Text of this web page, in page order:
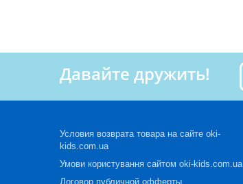
Давайте дружить!
Условия возврата товара на сайте oki-
kids.com.ua
Умови користування сайтом oki-kids.com.ua
Договор публичной офферты